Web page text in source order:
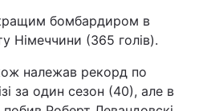
бомбардиром в
Німеччини (365 голів).
належав рекорд по
за один сезон (40), але в